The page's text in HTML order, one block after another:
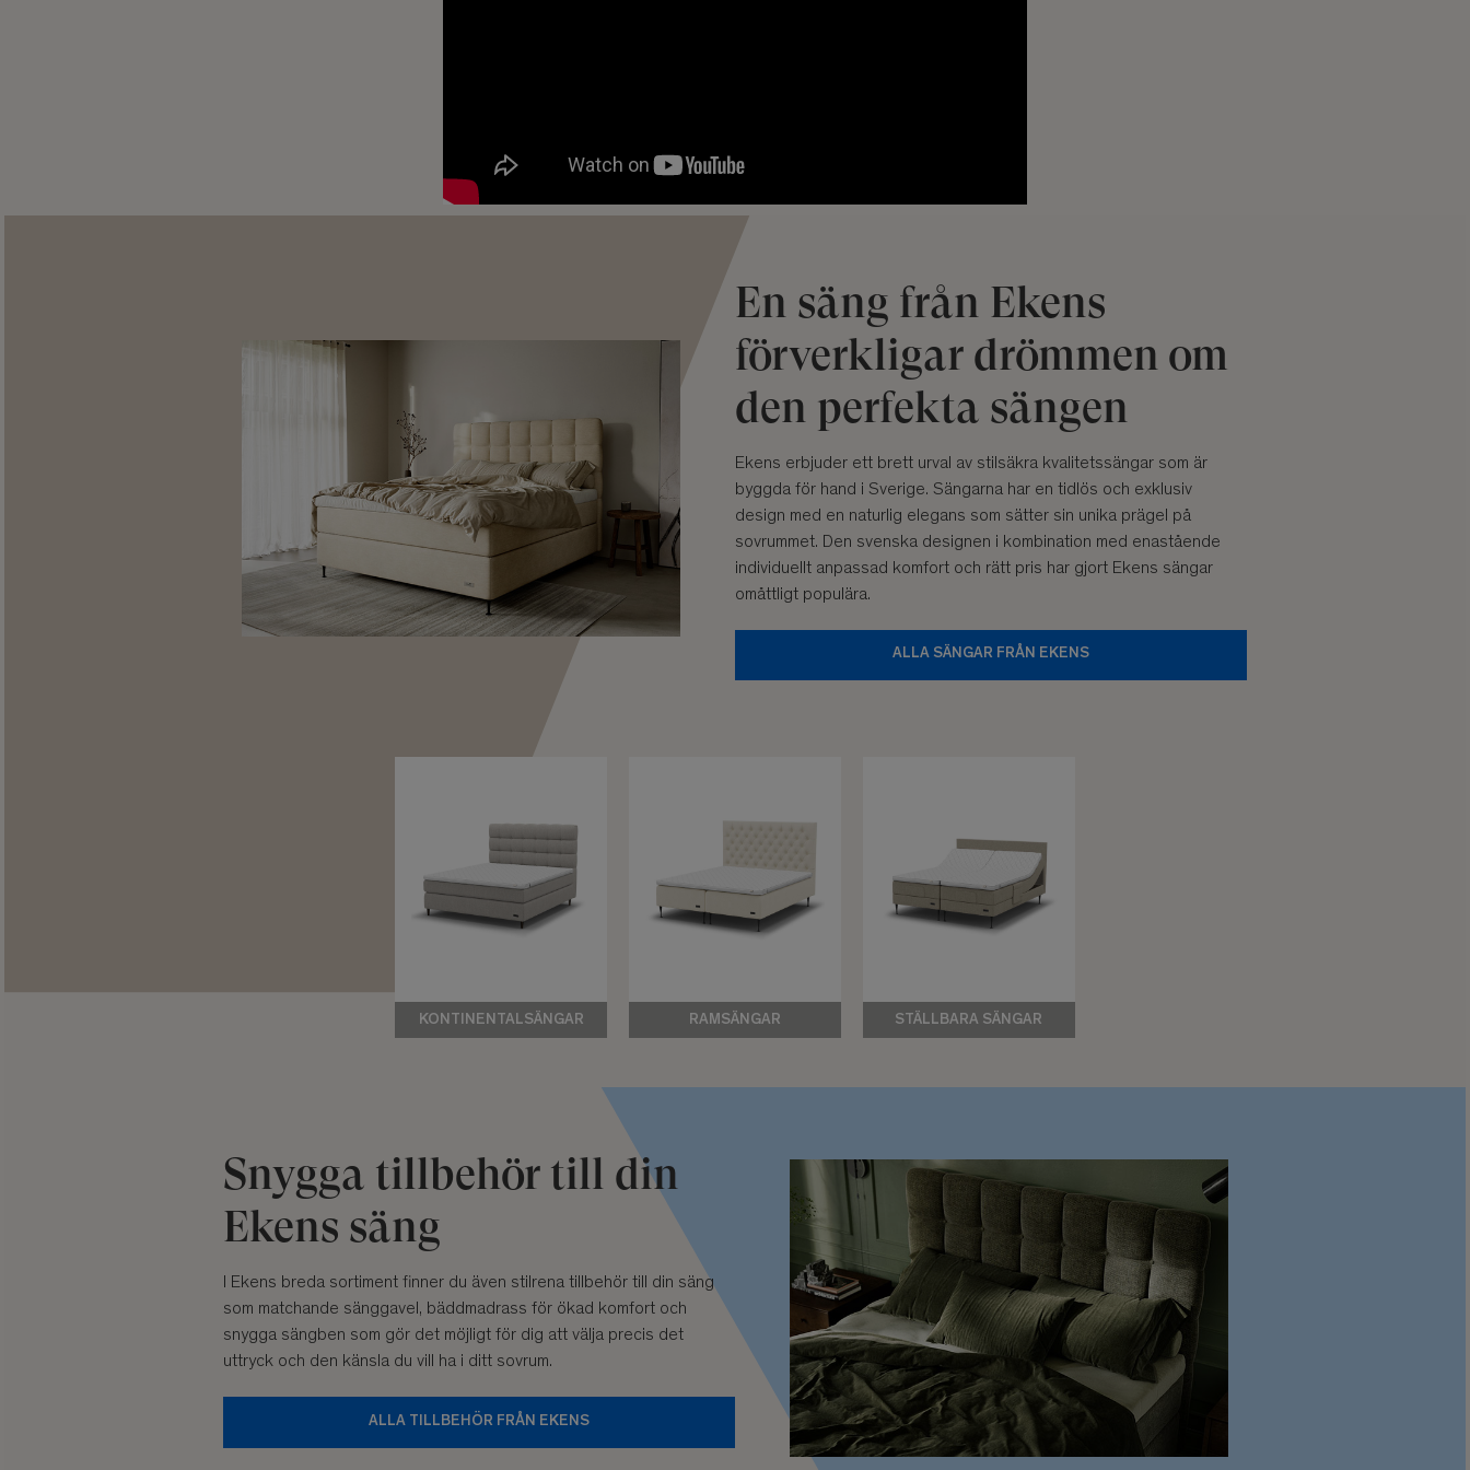
En säng från Ekens
förverkligar drömmen om
den perfekta sängen
Ekens erbjuder ett brett urval av stilsäkra kvalitetssängar som är
byggda för hand i Sverige. Sängarna har en tidlös och exklusiv
design med en naturlig elegans som sätter sin unika prägel på
sovrummet. Den svenska designen i kombination med enastående
individuellt anpassad komfort och rätt pris har gjort Ekens sängar
omåttligt populära.
ALLA SÄNGAR FRÅN EKENS
KONTINENTALSÄNGAR RAMSÄNGAR STÄLLBARA SÄNGAR
Snygga tillbehör till din
Ekens säng
I Ekens breda sortiment finner du även stilrena tillbehör till din säng
som matchande sänggavel, bäddmadrass för ökad komfort och
snygga sängben som gör det möjligt för dig att välja precis det
uttryck och den känsla du vill ha i ditt sovrum.
ALLA TILLBEHÖR FRÅN EKENS